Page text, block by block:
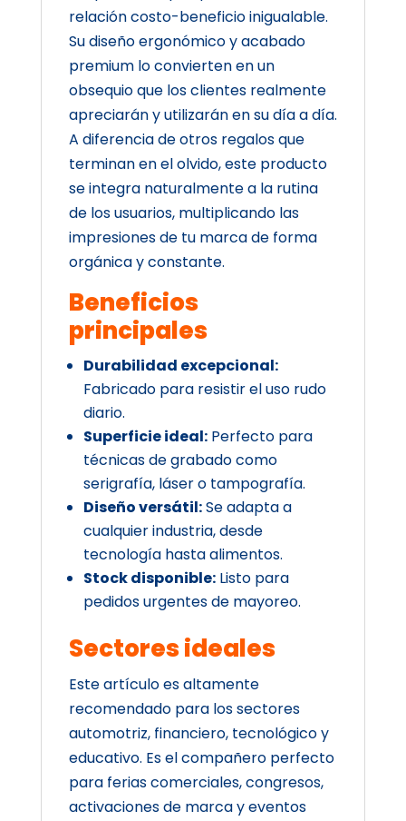
relación costo-beneficio inigualable.
Su diseño ergonómico y acabado
premium lo convierten en un
obsequio que los clientes realmente
apreciarán y utilizarán en su día a día.
A diferencia de otros regalos que
terminan en el olvido, este producto
se integra naturalmente a la rutina
de los usuarios, multiplicando las
impresiones de tu marca de forma
orgánica y constante.
Beneficios
principales
Durabilidad excepcional:
Fabricado para resistir el uso rudo
diario.
Superficie ideal:Perfecto para
técnicas de grabado como
serigrafía, láser o tampografía.
Diseño versátil:Se adapta a
cualquier industria, desde
tecnología hasta alimentos.
Stock disponible:Listo para
pedidos urgentes de mayoreo.
Sectores ideales
Este artículo es altamente
recomendado para los sectores
automotriz, financiero, tecnológico y
educativo. Es el compañero perfecto
para ferias comerciales, congresos,
activaciones de marca y eventos